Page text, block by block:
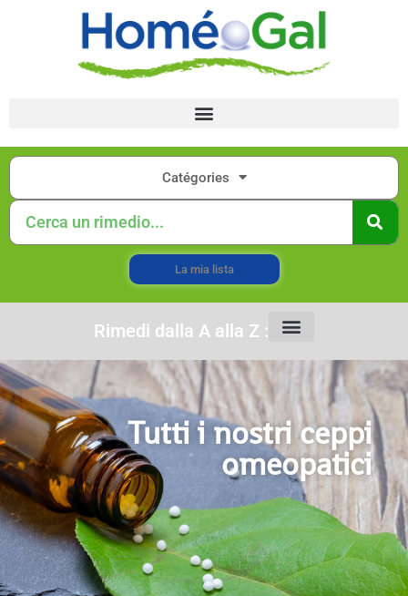
Catégories
La mia lista
Rimedi dalla A alla Z :
Tutti i nostri ceppi
omeopatici